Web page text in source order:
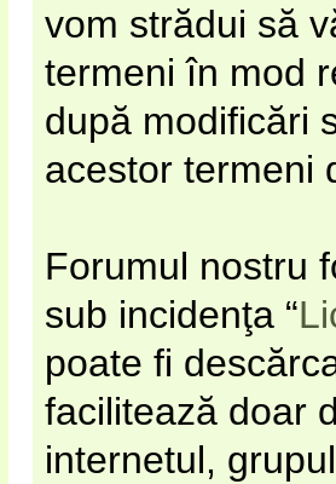
vom strădui să
termeni în mod
după modificări
acestor termeni
Forumul nostru
sub incidenţa “
poate fi
facilitează doar
internetul,